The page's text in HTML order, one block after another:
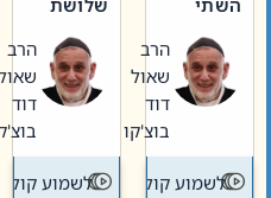
וערב של
חיינו
הרב
שאול
דוד
בוצ'קו
לשמוע קול תורה – מדרש
האבות
הרב
שאול
דוד
בוצ'קו
לשמוע קול